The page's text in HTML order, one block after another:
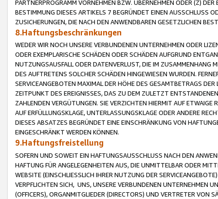
PARTNERPROGRAMM VORNEHMEN BZW. ÜBERNEHMEN ODER (Z)
BESTIMMUNG DIESES ARTIKELS 7 BEGRÜNDET EINEN AUSSCHLUSS
ZUSICHERUNGEN, DIE NACH DEN ANWENDBAREN GESETZLICHEN
8.Haftungsbeschränkungen
WEDER WIR NOCH UNSERE VERBUNDENEN UNTERNEHMEN ODER
ODER EXEMPLARISCHE SCHÄDEN ODER SCHÄDEN AUFGRUND
NUTZUNGSAUSFALL ODER DATENVERLUST, DIE IM ZUSAMMENHANG
DES AUFTRETENS SOLCHER SCHÄDEN HINGEWIESEN WURDEN.
SERVICEANGEBOTEN MAXIMAL DER HÖHE DES GESAMTBETRAGS
ZEITPUNKT DES EREIGNISSES, DAS ZU DEM ZULETZT
ZAHLENDEN VERGÜTUNGEN. SIE VERZICHTEN HIERMIT AUF
AUF ERFÜLLUNGSKLAGE, UNTERLASSUNGSKLAGE ODER ANDERE
DIESES ABSATZES BEGRÜNDET EINE EINSCHRÄNKUNG VON
EINGESCHRÄNKT WERDEN KÖNNEN.
9.Haftungsfreistellung
SOFERN UND SOWEIT EIN HAFTUNGSAUSSCHLUSS NACH DEN
HAFTUNG FÜR ANGELEGENHEITEN AUS, DIE UNMITTELBAR ODER
WEBSITE (EINSCHLIESSLICH IHRER NUTZUNG DER
VERPFLICHTEN SICH, UNS, UNSERE VERBUNDENEN UNTERNEHMEN
(OFFICERS), ORGANMITGLIEDER (DIRECTORS) UND VERTRETER VON